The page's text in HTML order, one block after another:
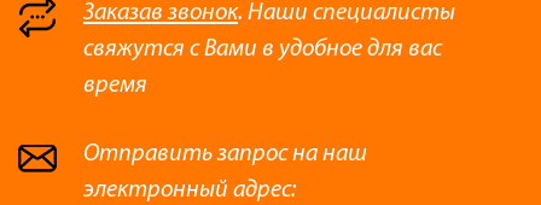
Заказав звонок. Наши специалисты
свяжутся с Вами в удобное для вас
время
Отправить запрос на наш
электронный адрес: